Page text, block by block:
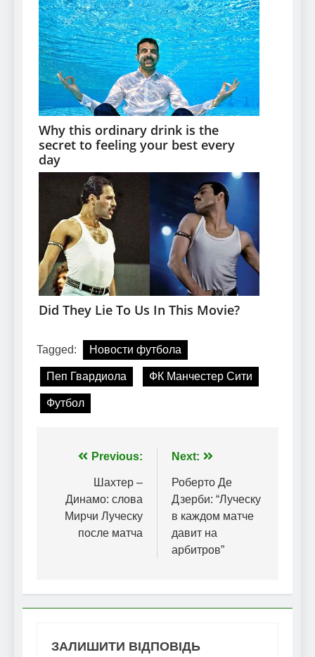
Tagged: Новости футбола
Пеп Гвардиола ФК Манчестер Сити
Футбол
Навігація
записів
Previous:
Шахтер –
Динамо: слова
Мирчи Луческу
после матча
Next:
Роберто Де
Дзерби: “Луческу
в каждом матче
давит на
арбитров”
ЗАЛИШИТИ ВІДПОВІДЬ